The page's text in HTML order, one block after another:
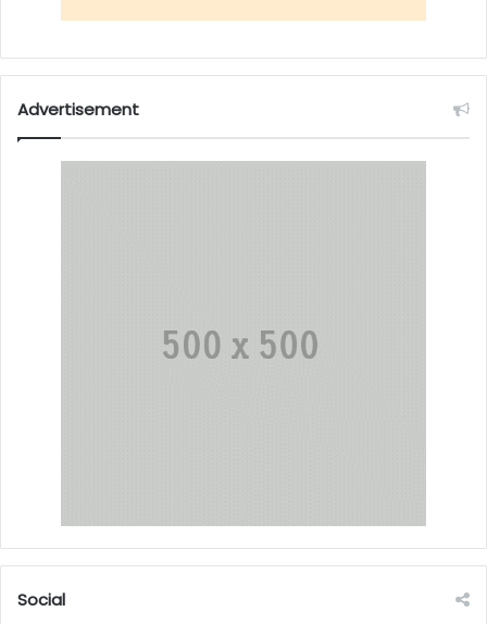
Advertisement
Social